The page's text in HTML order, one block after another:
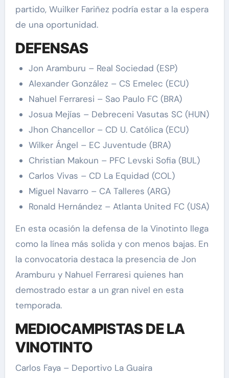
partido, Wuilker Fariñez podría estar a la espera
de una oportunidad.
DEFENSAS
Jon Aramburu – Real Sociedad (ESP)
Alexander González – CS Emelec (ECU)
Nahuel Ferraresi – Sao Paulo FC (BRA)
Josua Mejías – Debreceni Vasutas SC (HUN)
Jhon Chancellor – CD U. Católica (ECU)
Wilker Ángel – EC Juventude (BRA)
Christian Makoun – PFC Levski Sofia (BUL)
Carlos Vivas – CD La Equidad (COL)
Miguel Navarro – CA Talleres (ARG)
Ronald Hernández – Atlanta United FC (USA)
En esta ocasión la defensa de la Vinotinto llega
como la línea más solida y con menos bajas. En
la convocatoria destaca la presencia de Jon
Aramburu y Nahuel Ferraresi quienes han
demostrado estar a un gran nivel en esta
temporada.
MEDIOCAMPISTAS DE LA
VINOTINTO
Carlos Faya – Deportivo La Guaira